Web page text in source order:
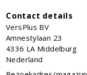
Contact details
VersPlus BV
Amnestylaan 23
4336 LA Middelburg
Nederland